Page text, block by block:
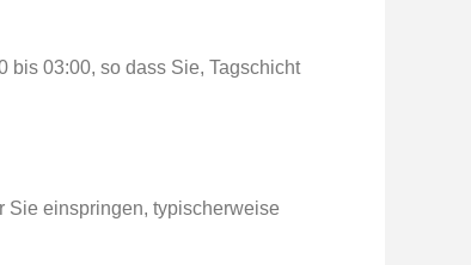
bis 03:00, so dass Sie, Tagschicht
Sie einspringen, typischerweise